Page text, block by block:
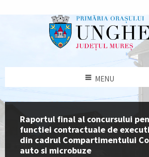
MENU
Raportul final al concursului
functiei contractuale de
din cadrul Compartimentului
auto si microbuze